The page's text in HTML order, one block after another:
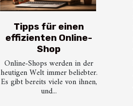
Tipps für einen
effizienten Online-
Shop
Online-Shops werden in der
heutigen Welt immer beliebter.
Es gibt bereits viele von ihnen,
und...